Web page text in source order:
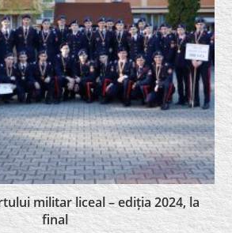
militar liceal – ediția 2024, la
final